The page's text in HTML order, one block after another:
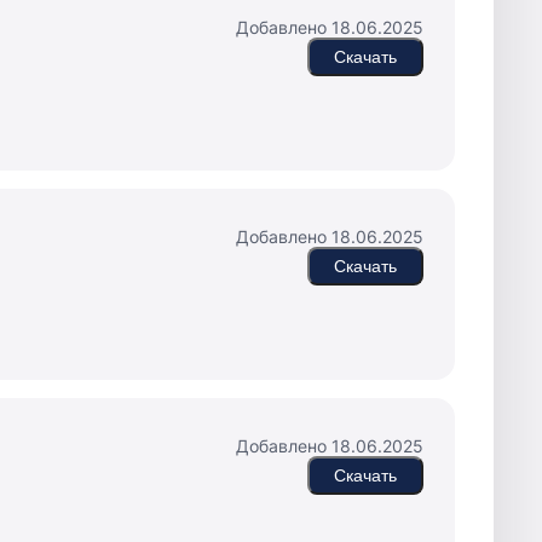
Добавлено 18.06.2025
Скачать
Добавлено 18.06.2025
Скачать
Добавлено 18.06.2025
Скачать